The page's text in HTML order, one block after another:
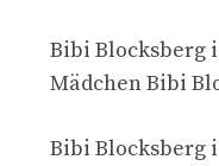
Bibi Blocksberg
Mädchen Bibi
Bibi Blocksberg